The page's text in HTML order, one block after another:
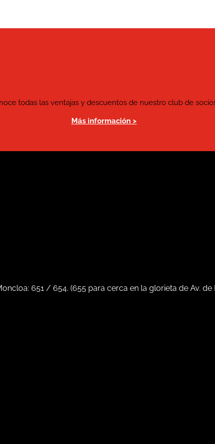
todas las ventajas y descuentos de nuestro club de
Más información >
651 / 654. (655 para cerca en la glorieta de Av. de